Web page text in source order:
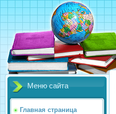
Меню сайта
Главная страница